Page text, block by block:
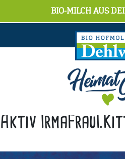
BIO-MILCH AUS
Aktiv